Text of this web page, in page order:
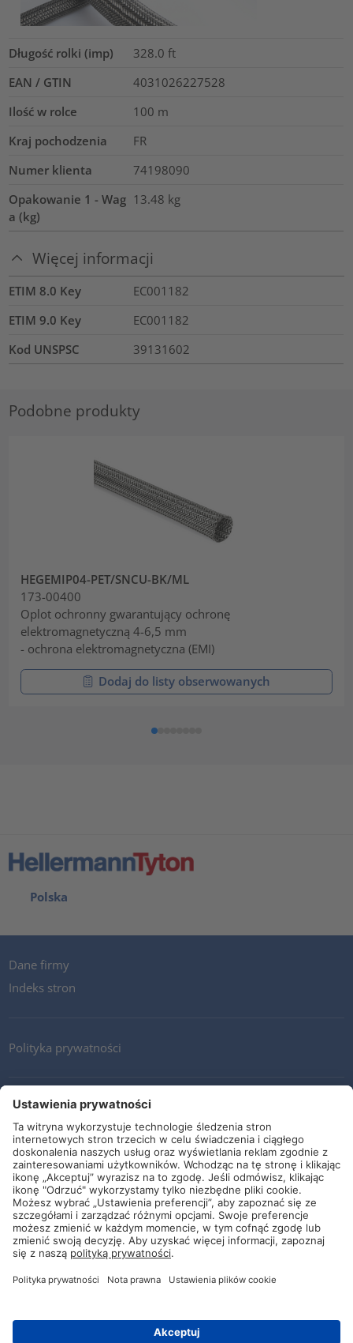
Długość rolki (imp) 328.0 ft
EAN / GTIN
4031026227528
Ilość w rolce
100 m
Kraj pochodzenia
FR
Numer klienta
74198090
Opakowanie 1 - Wag
a (kg)
13.48 kg
Więcej informacji
ETIM 8.0 Key
EC001182
ETIM 9.0 Key
EC001182
Kod UNSPSC
39131602
Podobne produkty
HEGEMIP04-PET/SNCU-BK/ML
173-00400
Oplot ochronny gwarantujący ochronę
elektromagnetyczną 4-6,5 mm
- ochrona elektromagnetyczna (EMI)
Dodaj do listy obserwowanych
Polska
Dane firmy
Indeks stron
Polityka prywatności
Kontakt
Newsletter
Ogólne warunki i dostawy
Wytyczne i zobowiązania
Media społecznościowe